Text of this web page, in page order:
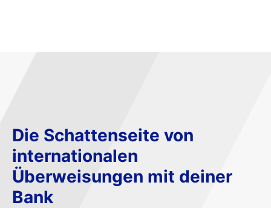
Die Schattenseite von
internationalen
Überweisungen mit deiner
Bank